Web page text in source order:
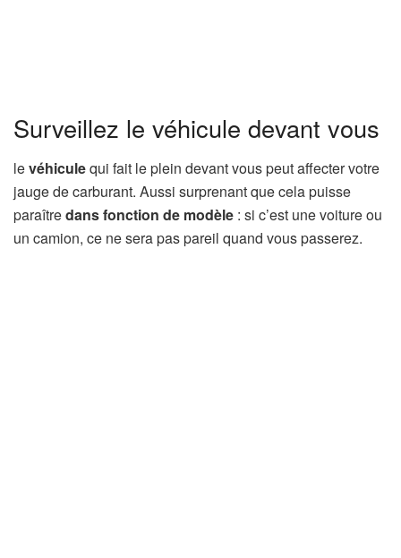
Surveillez le véhicule devant vous
levéhiculequi fait le plein devant vous peut affecter votre
jauge de carburant. Aussi surprenant que cela puisse
paraîtredansfonction de modèle : si c’est une voiture ou
un camion, ce ne sera pas pareil quand vous passerez.